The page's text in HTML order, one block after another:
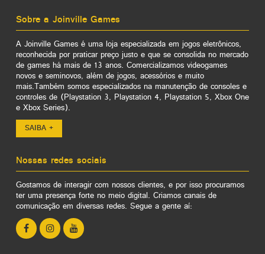
Sobre a Joinville Games
A Joinville Games é uma loja especializada em jogos eletrônicos,
reconhecida por praticar preço justo e que se consolida no mercado
de games há mais de 13 anos. Comercializamos videogames
novos e seminovos, além de jogos, acessórios e muito
mais.Também somos especializados na manutenção de consoles e
controles de (Playstation 3, Playstation 4, Playstation 5, Xbox One
e Xbox Series).
SAIBA +
Nossas redes sociais
Gostamos de interagir com nossos clientes, e por isso procuramos
ter uma presença forte no meio digital. Criamos canais de
comunicação em diversas redes. Segue a gente aí: